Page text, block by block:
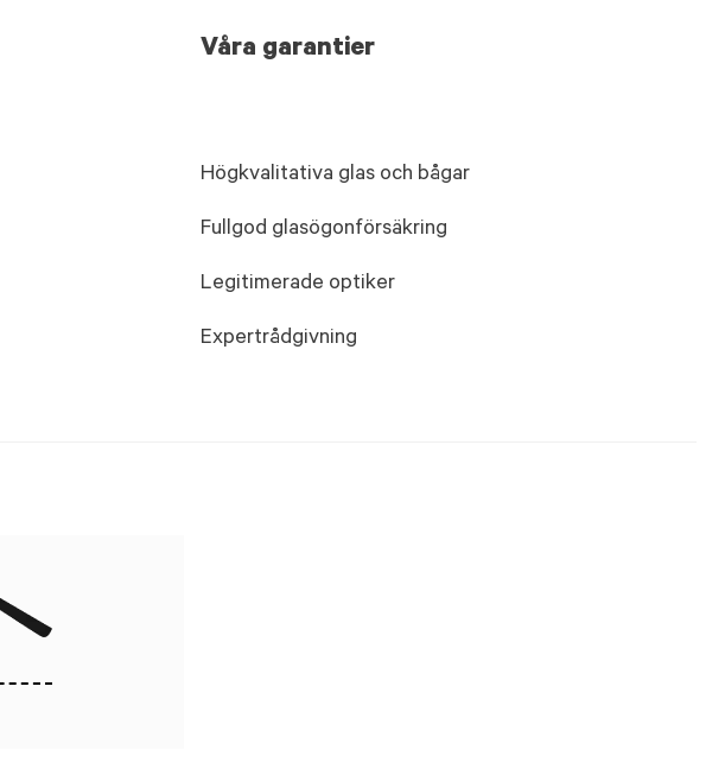
Våra garantier
Högkvalitativa glas och bågar
Fullgod glasögonförsäkring
Legitimerade optiker
Expertrådgivning